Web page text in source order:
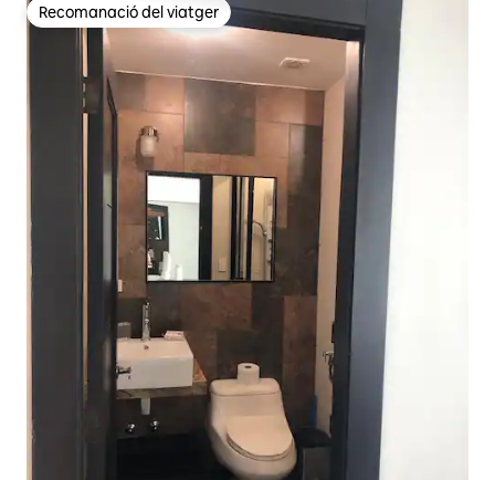
Recomanació del viatger
Recomanació del viatger